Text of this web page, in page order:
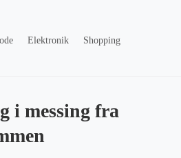
Elektronik
Shopping
i messing fra